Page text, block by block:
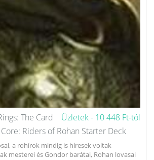
Üzletek - 10 448 Ft-tól
The Card
Riders of Rohan Starter Deck
a rohírok mindig is híresek voltak
mesterei és Gondor barátai, Rohan lovasai